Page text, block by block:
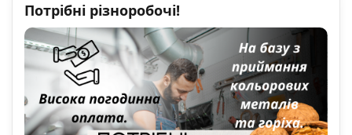
Потрібні різноробочі!